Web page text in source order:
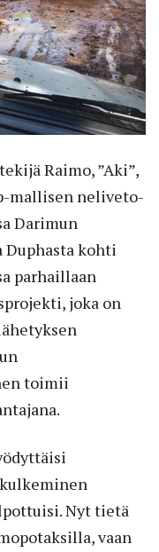
Raimo, ”Aki”,
mallisen neliveto-
Darimun
Duphasta kohti
parhaillaan
joka on
toimii
kulkeminen
Nyt tietä
vaan